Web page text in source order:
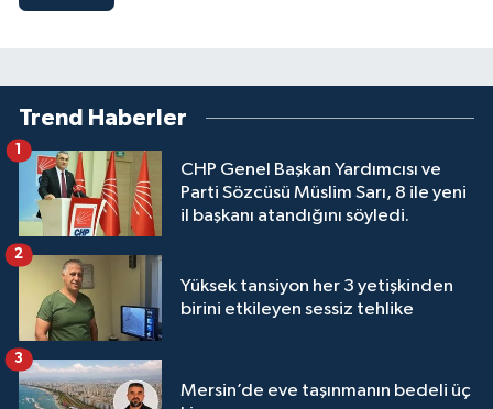
Trend Haberler
CHP Genel Başkan Yardımcısı ve
Parti Sözcüsü Müslim Sarı, 8 ile yeni
il başkanı atandığını söyledi.
1
Yüksek tansiyon her 3 yetişkinden
birini etkileyen sessiz tehlike
2
Mersin’de eve taşınmanın bedeli üç
3